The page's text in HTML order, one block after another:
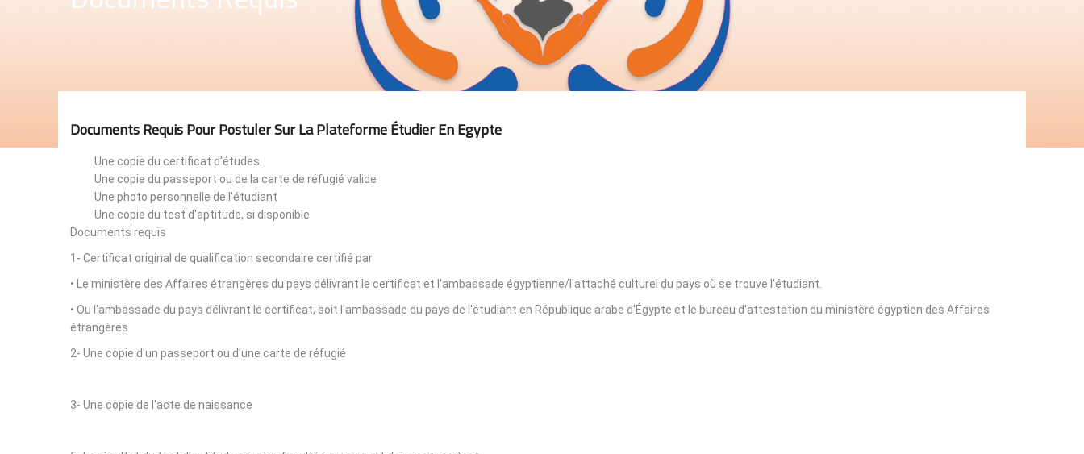
Documents Requis Pour Postuler Sur La Plateforme Étudier En Egypte
Une copie du certificat d'études.
Une copie du passeport ou de la carte de réfugié valide
Une photo personnelle de l'étudiant
Une copie du test d'aptitude, si disponible
Documents requis
1- Certificat original de qualification secondaire certifié par
• Le ministère des Affaires étrangères du pays délivrant le certificat et l'ambassade égyptienne/l'attaché culturel du pays où se trouve l'étudiant.
• Ou l'ambassade du pays délivrant le certificat, soit l'ambassade du pays de l'étudiant en République arabe d'Égypte et le bureau d'attestation du ministère égyptien des Affaires
étrangères
2- Une copie d'un passeport ou d'une carte de réfugié
3- Une copie de l'acte de naissance